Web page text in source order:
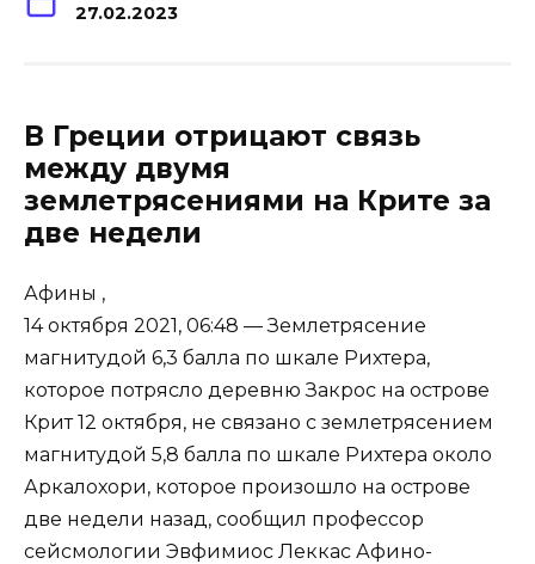
27.02.2023
В Греции отрицают связь
между двумя
землетрясениями на Крите за
две недели
Афины ,
14 октября 2021, 06:48 — Землетрясение
магнитудой 6,3 балла по шкале Рихтера,
которое потрясло деревню Закрос на острове
Крит 12 октября, не связано с землетрясением
магнитудой 5,8 балла по шкале Рихтера около
Аркалохори, которое произошло на острове
две недели назад, сообщил профессор
сейсмологии Эвфимиос Леккас Афино-